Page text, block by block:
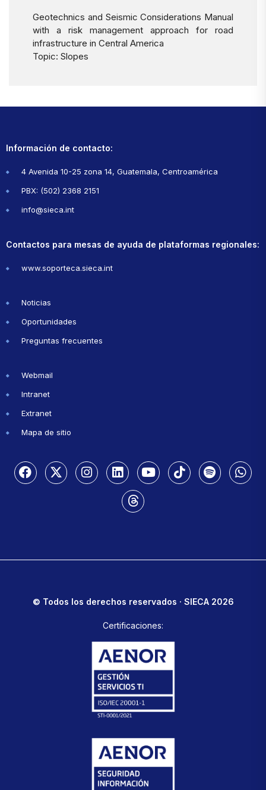
Geotechnics and Seismic Considerations Manual
with a risk management approach for road
infrastructure in Central America
Topic: Slopes
Información de contacto:
4 Avenida 10-25 zona 14, Guatemala, Centroamérica
PBX: (502) 2368 2151
info@sieca.int
Contactos para mesas de ayuda de plataformas regionales:
www.soporteca.sieca.int
Noticias
Oportunidades
Preguntas frecuentes
Webmail
Intranet
Extranet
Mapa de sitio
© Todos los derechos reservados · SIECA 2026
Certificaciones: